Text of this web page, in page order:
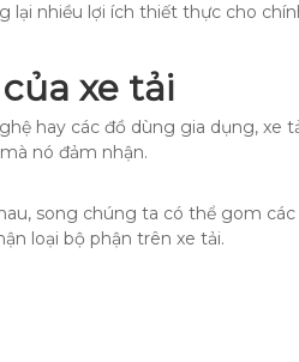
lại nhiều lợi ích thiết thực cho
xe tải
hay các đồ dùng gia dụng, xe
nó đảm nhận.
song chúng ta có thể gom
loại bộ phận trên xe tải.